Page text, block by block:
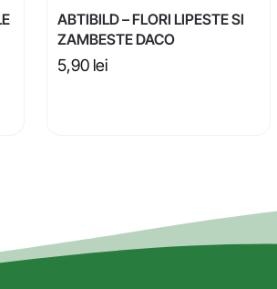
ABTIBILD – FLORI LIPESTE SI
ZAMBESTE DACO
5,90 lei